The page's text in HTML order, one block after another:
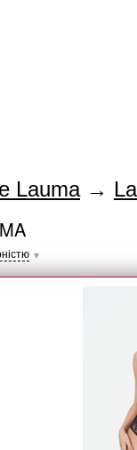
Lauma→
▼